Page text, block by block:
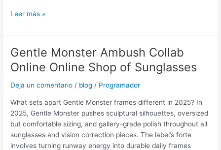
Leer más »
Gentle Monster Ambush Collab
Online Online Shop of Sunglasses
Deja un comentario / blog / Programador
What sets apart Gentle Monster frames different in 2025? In
2025, Gentle Monster pushes sculptural silhouettes, oversized
but comfortable sizing, and gallery-grade polish throughout all
sunglasses and vision correction pieces. The label’s forte
involves turning runway energy into durable daily frames
Gentle
Monster
Ambush
Collab
Online
Shop
of
Sunglasses